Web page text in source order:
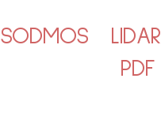
SODMOS